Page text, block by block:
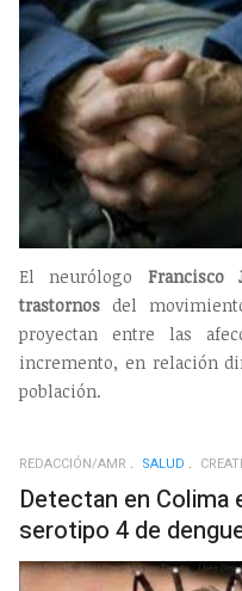
El neurólogo Francisco
trastornos del
proyectan entre las
incremento, en relación
población.
REDACCIÓN/AMR SALUD
Detectan en Colima
serotipo 4 de